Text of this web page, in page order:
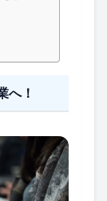
へ！